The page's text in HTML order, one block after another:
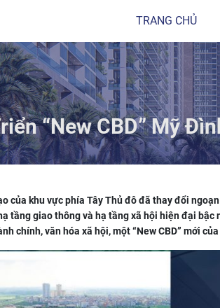
TRANG CHỦ
“New CBD” Mỹ
của khu vực phía Tây Thủ đô đã thay đổi
tầng giao thông và hạ tầng xã hội hiện đại bậc
chính, văn hóa xã hội, một “New CBD” mới